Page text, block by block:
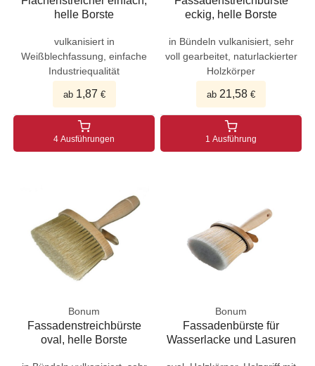
helle Borste
vulkanisiert in
Weißblechfassung, einfache
Industriequalität
ab 1,87 €
4 Ausführungen
eckig, helle Borste
in Bündeln vulkanisiert, sehr
voll gearbeitet, naturlackierter
Holzkörper
ab 21,58 €
1 Ausführung
Bonum
Fassadenstreichbürste
oval, helle Borste
Bonum
Fassadenbürste für
Wasserlacke und Lasuren